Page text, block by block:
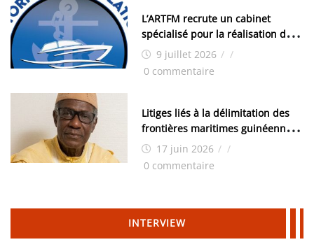
L’ARTFM recrute un cabinet
spécialisé pour la réalisation des
études techniques
9 juillet 2026 / /
0 commentaire
Litiges liés à la délimitation des
frontières maritimes guinéennes:
Idrissa Chérif écrit au ministre
des Hydrocarbures
17 juin 2026 / /
0 commentaire
INTERVIEW